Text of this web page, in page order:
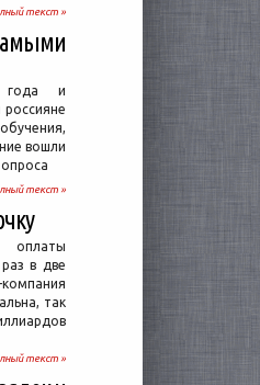
текст »
года и
вошли
текст »
оплаты
в две
так
текст »